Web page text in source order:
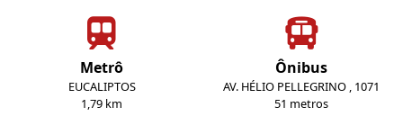
Metrô
EUCALIPTOS
1,79 km
Ônibus
AV. HÉLIO PELLEGRINO , 1071
51 metros